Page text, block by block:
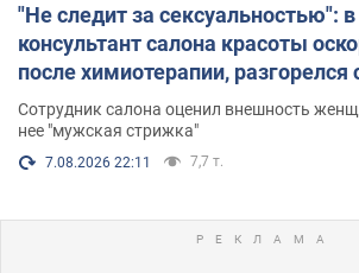
"Не следит за сексуальностью":
консультант салона красоты
после химиотерапии,
Сотрудник салона оценил внешность
нее "мужская стрижка"
7.08.2026 22:11 7,7 т.